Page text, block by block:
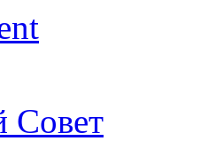
Совет